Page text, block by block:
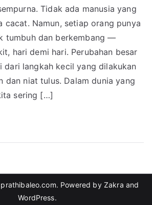
Tidak ada manusia yang
cacat. Namun, setiap orang punya
tumbuh dan berkembang —
hari demi hari. Perubahan besar
dari langkah kecil yang dilakukan
dan niat tulus. Dalam dunia yang
sering […]
prathibaleo.com. Powered by Zakra and
WordPress.